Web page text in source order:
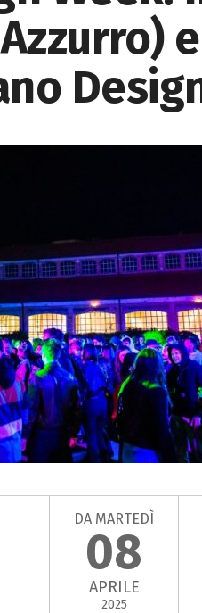
DA MARTEDÌ
08
APRILE
2025